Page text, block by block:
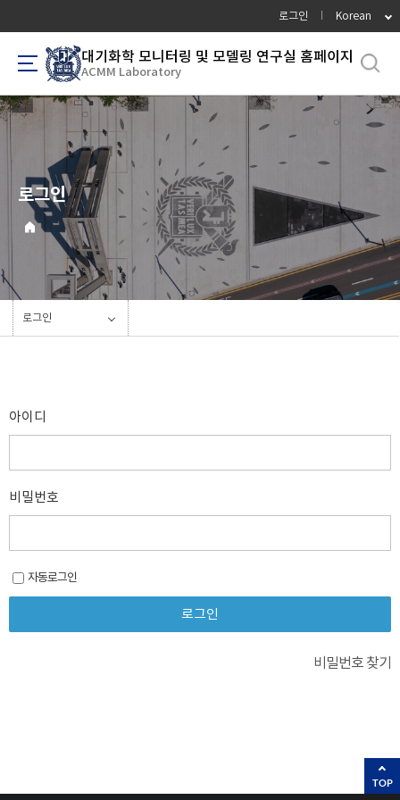
로
메
뉴
로그인 Korean
대기화학 모니터링 및 모델링 연구실 홈페이지
ACMM Laboratory
로그인
로그인
아이디
비밀번호
자동로그인
비밀번호 찾기
TOP